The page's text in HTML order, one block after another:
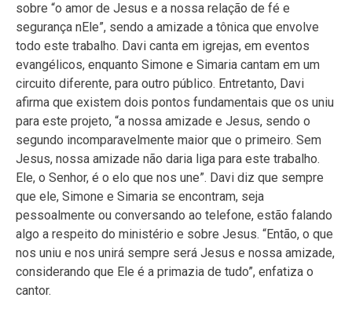
sobre “o amor de Jesus e a nossa relação de fé e
segurança nEle”, sendo a amizade a tônica que envolve
todo este trabalho. Davi canta em igrejas, em eventos
evangélicos, enquanto Simone e Simaria cantam em um
circuito diferente, para outro público. Entretanto, Davi
afirma que existem dois pontos fundamentais que os uniu
para este projeto, “a nossa amizade e Jesus, sendo o
segundo incomparavelmente maior que o primeiro. Sem
Jesus, nossa amizade não daria liga para este trabalho.
Ele, o Senhor, é o elo que nos une”. Davi diz que sempre
que ele, Simone e Simaria se encontram, seja
pessoalmente ou conversando ao telefone, estão falando
algo a respeito do ministério e sobre Jesus. “Então, o que
nos uniu e nos unirá sempre será Jesus e nossa amizade,
considerando que Ele é a primazia de tudo”, enfatiza o
cantor.